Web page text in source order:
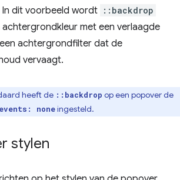
dit voorbeeld wordt ::backdrop
met een verlaagde
achtergrondfilter dat de
vervaagt.
heeft de ::backdrop op een popover de
noneingesteld.
stylen